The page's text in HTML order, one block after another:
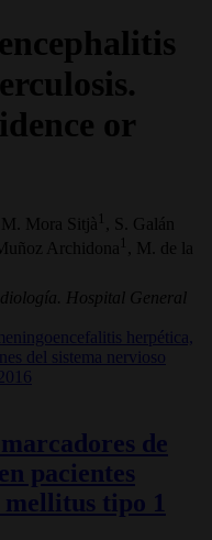
or
, M. Mora Sitjà 1
, S. Galán
Archidona 1
, M. de la
Hospital General
meningoencefalitis herpética,
del sistema nervioso
de
pacientes
tipo 1